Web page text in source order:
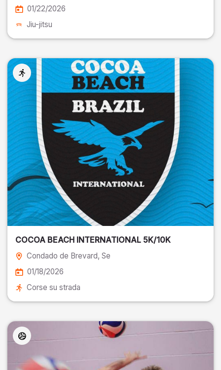
01/22/2026
Jiu-jitsu
COCOA BEACH INTERNATIONAL 5K/10K
Condado de Brevard, Se
01/18/2026
Corse su strada